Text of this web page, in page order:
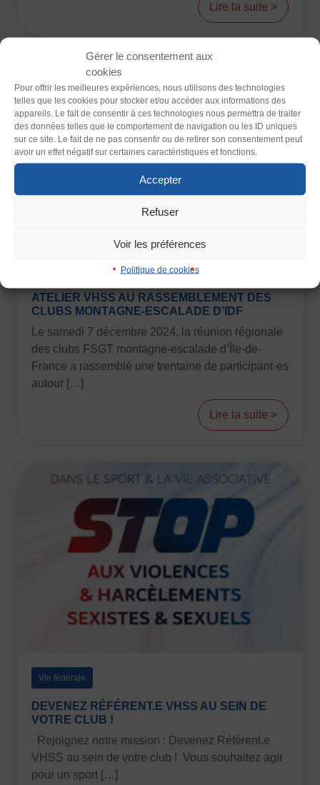
Gérer le consentement aux
cookies
Pour offrir les meilleures expériences, nous utilisons des technologies
telles que les cookies pour stocker et/ou accéder aux informations des
appareils. Le fait de consentir à ces technologies nous permettra de traiter
des données telles que le comportement de navigation ou les ID uniques
sur ce site. Le fait de ne pas consentir ou de retirer son consentement peut
avoir un effet négatif sur certaines caractéristiques et fonctions.
Accepter
Refuser
Voir les préférences
Politique de cookies
Sport Équestre
Sports de combat Sports de neige et de patinage Tennis
Tir Tir à l’arc Vélo Volley-ball
Walking Foot
Lire la suite >
ATELIER VHSS AU RASSEMBLEMENT DES
CLUBS MONTAGNE-ESCALADE D’IDF
Le samedi 7 décembre 2024, la réunion régionale
des clubs FSGT montagne-escalade d’Île-de-
France a rassemblé une trentaine de participant·es
autour […]
Lire la suite >
Vie fédérale
DEVENEZ RÉFÉRENT.E VHSS AU SEIN DE
VOTRE CLUB !
Rejoignez notre mission : Devenez Référent.e
VHSS au sein de votre club ! Vous souhaitez agir
pour un sport […]
Clair Sombre
Police (dyslexie)
Défaut Adapter
Taille du texte
Défaut Supprimer
Images
Défaut Remplacer par du texte